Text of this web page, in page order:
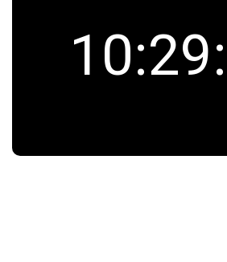
10:29: